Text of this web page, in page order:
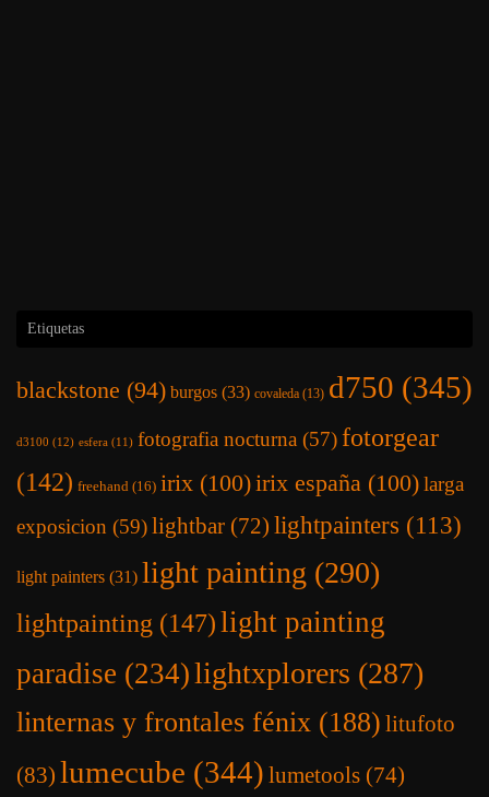
Etiquetas
blackstone (94) burgos (33) covaleda (13) d750 (345)
d3100 (12) esfera (11) fotografia nocturna (57)fotorgear
(142) freehand (16) irix (100)irix españa (100)larga
exposicion (59)lightbar (72) lightpainters (113)
light painters (31) light painting (290)
lightpainting (147)light painting
paradise (234)lightxplorers (287)
linternas y frontales fénix (188) litufoto
(83) lumecube (344) lumetools (74)